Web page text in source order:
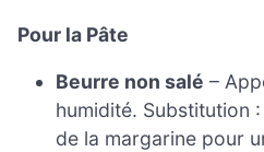
Pour la Pâte
Beurre non salé –
humidité. Substitution
de la margarine pour